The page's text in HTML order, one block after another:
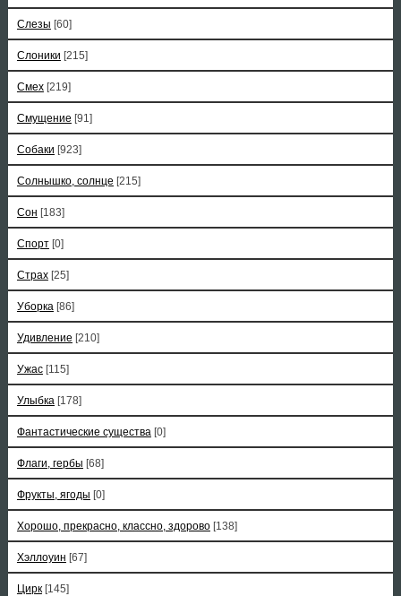
Слезы [60]
Слоники [215]
Смех [219]
Смущение [91]
Собаки [923]
Солнышко, солнце [215]
Сон [183]
Спорт [0]
Страх [25]
Уборка [86]
Удивление [210]
Ужас [115]
Улыбка [178]
Фантастические существа [0]
Флаги, гербы [68]
Фрукты, ягоды [0]
Хорошо, прекрасно, классно, здорово [138]
Хэллоуин [67]
Цирк [145]